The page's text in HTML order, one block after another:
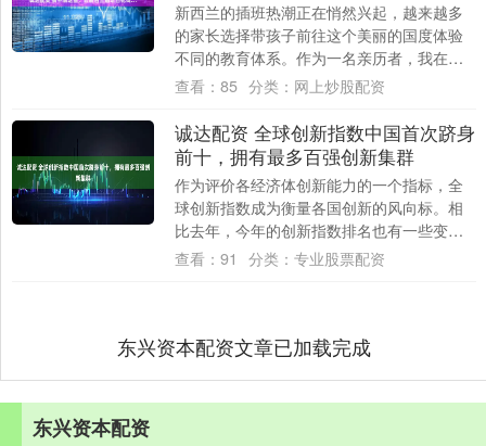
新西兰的插班热潮正在悄然兴起，越来越多
的家长选择带孩子前往这个美丽的国度体验
不同的教育体系。作为一名亲历者，我在新
西兰插班的9个月中，观察到了许多有趣的现
查看： 85 分类： 网上炒股配资
诚达配资 全球创新指数中国首次跻身
前十，拥有最多百强创新集群
作为评价各经济体创新能力的一个指标，全
球创新指数成为衡量各国创新的风向标。相
比去年，今年的创新指数排名也有一些变
化。 9月16日，第一财经从世界知识产权组
查看： 91 分类： 专业股票配资
东兴资本配资文章已加载完成
东兴资本配资